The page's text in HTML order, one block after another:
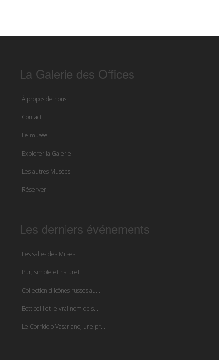
La Galerie des Offices
À propos de nous
Contact
Le musée
Explorer la Galerie
Les autres Musées
Réserver
Les derniers événements
Les salles des Muses
Pur, simple et naturel
Collection d'icônes russes au...
Botticelli et le vrai nom de s...
Le Corridoio Vasariano, une pr...